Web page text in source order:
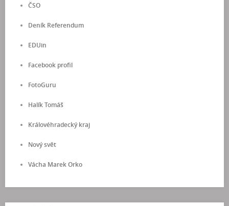
ČSO
Deník Referendum
EDUin
Facebook profil
FotoGuru
Halík Tomáš
Královéhradecký kraj
Nový svět
Vácha Marek Orko